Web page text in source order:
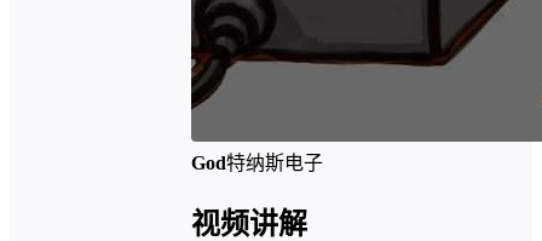
God特纳斯电子
视频讲解